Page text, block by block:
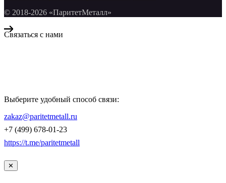
© 2018-2026 «ПаритетМеталл»
Связаться с нами
Выберите удобный способ связи:
zakaz@paritetmetall.ru
+7 (499) 678-01-23
https://t.me/paritetmetall
✕